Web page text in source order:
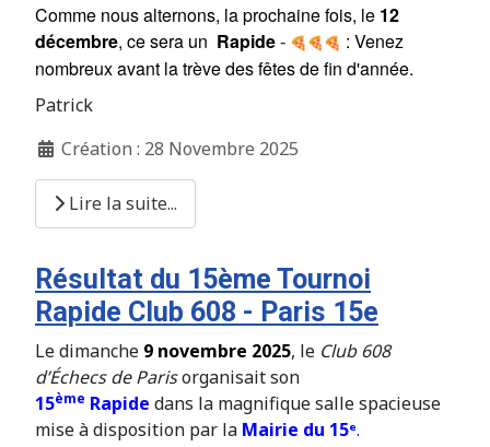
Comme nous alternons, la prochaine fois, le 12
décembre, ce sera un Rapide - : Venez
nombreux avant la trève des fêtes de fin d'année.
Patrick
Création : 28 Novembre 2025
Lire la suite...
Résultat du 15ème Tournoi
Rapide Club 608 - Paris 15e
Le dimanche 9 novembre 2025, le Club 608
d’Échecs de Parisorganisait son
15ème Rapide dans la magnifique salle spacieuse
mise à disposition par la Mairie du 15ᵉ.